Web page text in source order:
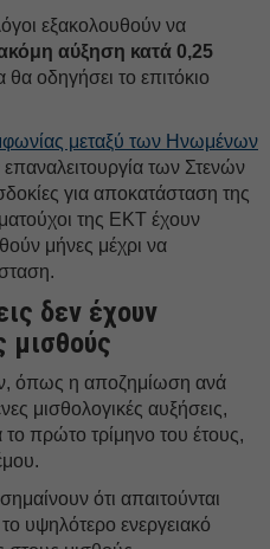
εξακολουθούν να
αύξηση κατά 0,25
θα οδηγήσει το επιτόκιο
μεταξύ των Ηνωμένων
επαναλειτουργία των Στενών
για αποκατάσταση της
της ΕΚΤ έχουν
μήνες μέχρι να
δεν έχουν
μισθούς
όπως η αποζημίωση ανά
μισθολογικές αυξήσεις,
το πρώτο τρίμηνο του έτους,
ότι απαιτούνται
υψηλότερο ενεργειακό